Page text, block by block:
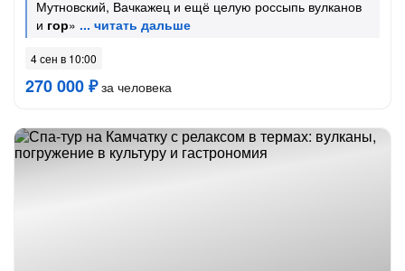
Мутновский, Вачкажец и ещё целую россыпь вулканов
и гор»
4 сен в 10:00
270 000 ₽за человека